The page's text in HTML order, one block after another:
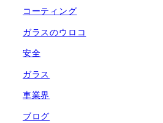
コーティング
ガラスのウロコ
安全
ガラス
車業界
ブログ